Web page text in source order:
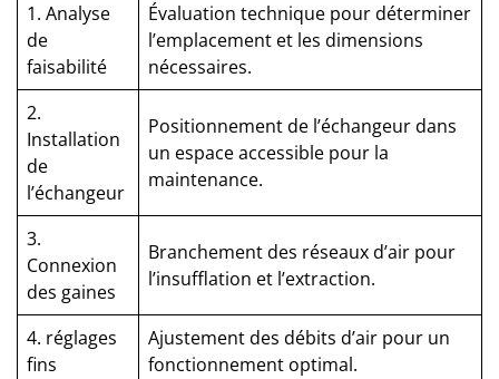
1. Analyse
de
faisabilité
Évaluation technique pour déterminer
l’emplacement et les dimensions
nécessaires.
2.
Installation
de
l’échangeur
Positionnement de l’échangeur dans
un espace accessible pour la
maintenance.
3.
Connexion
des gaines
Branchement des réseaux d’air pour
l’insufflation et l’extraction.
4. réglages
fins
Ajustement des débits d’air pour un
fonctionnement optimal.